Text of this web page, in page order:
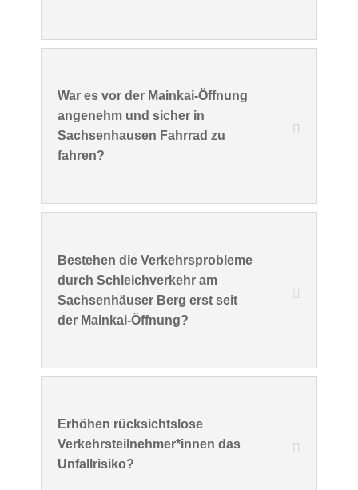
War es vor der Mainkai-Öffnung
angenehm und sicher in
Sachsenhausen Fahrrad zu
fahren?
Bestehen die Verkehrsprobleme
durch Schleichverkehr am
Sachsenhäuser Berg erst seit
der Mainkai-Öffnung?
Erhöhen rücksichtslose
Verkehrsteilnehmer*innen das
Unfallrisiko?